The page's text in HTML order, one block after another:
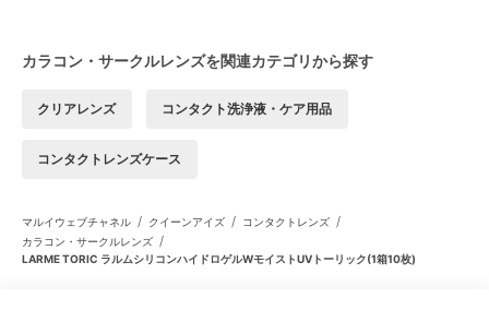
カラコン・サークルレンズを関連カテゴリから探す
クリアレンズ コンタクト洗浄液・ケア用品
コンタクトレンズケース
マルイウェブチャネル / クイーンアイズ / コンタクトレンズ /
カラコン・サークルレンズ /
LARME TORIC ラルムシリコンハイドロゲルWモイストUVトーリック(1箱10枚)